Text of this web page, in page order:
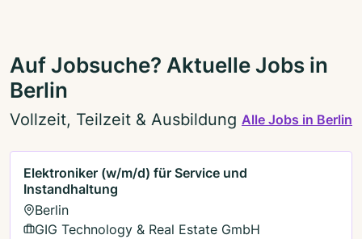
Auf Jobsuche? Aktuelle Jobs in
Berlin
Vollzeit, Teilzeit & Ausbildung Alle Jobs in Berlin
Elektroniker (w/m/d) für Service und
Instandhaltung
Berlin
GIG Technology & Real Estate GmbH